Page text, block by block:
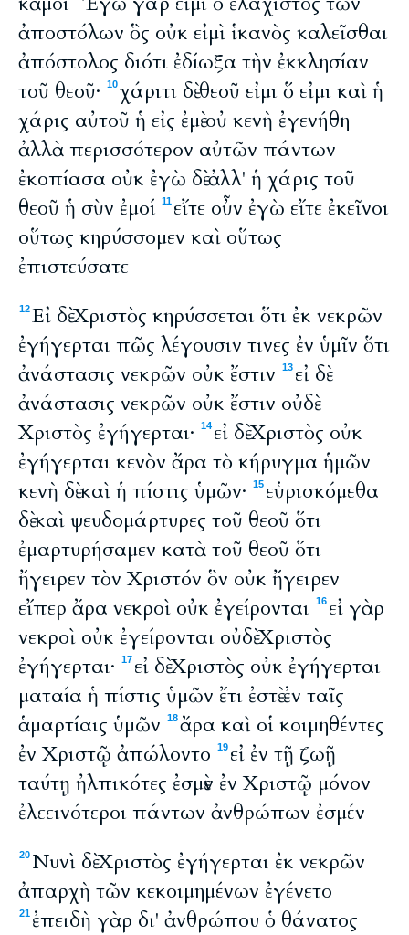
ἀποστόλων ὃς οὐκ εἰμὶ ἱκανὸς καλεῖσθαι
ἀπόστολος διότι ἐδίωξα τὴν ἐκκλησίαν
τοῦ θεοῦ·
10χάριτι δὲ θεοῦ εἰμι ὅ εἰμι καὶ ἡ
χάρις αὐτοῦ ἡ εἰς ἐμὲ οὐ κενὴ ἐγενήθη
ἀλλὰ περισσότερον αὐτῶν πάντων
ἐκοπίασα οὐκ ἐγὼ δὲ ἀλλ' ἡ χάρις τοῦ
θεοῦ ἡ σὺν ἐμοί 11 εἴτε οὖν ἐγὼ εἴτε ἐκεῖνοι
οὕτως κηρύσσομεν καὶ οὕτως
ἐπιστεύσατε
12Εἰ δὲ Χριστὸς κηρύσσεται ὅτι ἐκ νεκρῶν
ἐγήγερται πῶς λέγουσιν τινες ἐν ὑμῖν ὅτι
ἀνάστασις νεκρῶν οὐκ ἔστιν
13 εἰ δὲ
ἀνάστασις νεκρῶν οὐκ ἔστιν οὐδὲ
Χριστὸς ἐγήγερται·
14 εἰ δὲ Χριστὸς οὐκ
ἐγήγερται κενὸν ἄρα τὸ κήρυγμα ἡμῶν
κενὴ δὲ καὶ ἡ πίστις ὑμῶν·
15 εὑρισκόμεθα
δὲ καὶ ψευδομάρτυρες τοῦ θεοῦ ὅτι
ἐμαρτυρήσαμεν κατὰ τοῦ θεοῦ ὅτι
ἤγειρεν τὸν Χριστόν ὃν οὐκ ἤγειρεν
εἴπερ ἄρα νεκροὶ οὐκ ἐγείρονται 16 εἰ γὰρ
νεκροὶ οὐκ ἐγείρονται οὐδὲ Χριστὸς
ἐγήγερται·
17 εἰ δὲ Χριστὸς οὐκ ἐγήγερται
ματαία ἡ πίστις ὑμῶν ἔτι ἐστὲ ἐν ταῖς
ἁμαρτίαις ὑμῶν
18ἄρα καὶ οἱ κοιμηθέντες
ἐν Χριστῷ ἀπώλοντο
19 εἰ ἐν τῇ ζωῇ
ταύτῃ ἠλπικότες ἐσμὲν ἐν Χριστῷ μόνον
ἐλεεινότεροι πάντων ἀνθρώπων ἐσμέν
20 Νυνὶ δὲ Χριστὸς ἐγήγερται ἐκ νεκρῶν
ἀπαρχὴ τῶν κεκοιμημένων ἐγένετο
21 ἐπειδὴ γὰρ δι' ἀνθρώπου ὁ θάνατος